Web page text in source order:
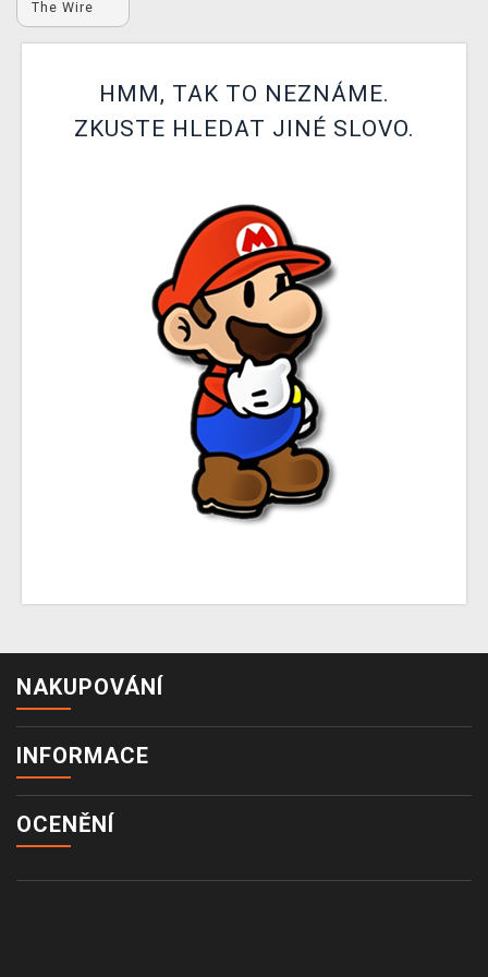
DOPRAVA
TCG & BOARDGAME HUB
The Wire
HMM, TAK TO NEZNÁME.
ZKUSTE HLEDAT JINÉ SLOVO.
NAKUPOVÁNÍ
INFORMACE
OCENĚNÍ